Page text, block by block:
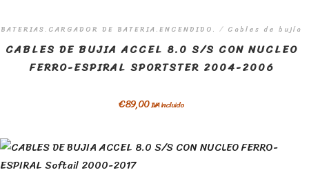
BATERIAS.CARGADOR DE BATERIA.ENCENDIDO. / Cables de bujía
CABLES DE BUJIA ACCEL 8.0 S/S CON NUCLEO
FERRO-ESPIRAL SPORTSTER 2004-2006
€89,00IVA incluido